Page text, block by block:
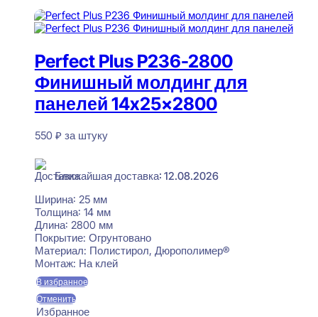
Perfect Plus P236-2800
Финишный молдинг для
панелей 14x25x2800
550 ₽ за штуку
Ближайшая доставка: 12.08.2026
Ширина: 25 мм
Толщина: 14 мм
Длина: 2800 мм
Покрытие: Огрунтовано
Материал: Полистирол, Дюрополимер®
Монтаж: На клей
В избранное
Отменить
Избранное